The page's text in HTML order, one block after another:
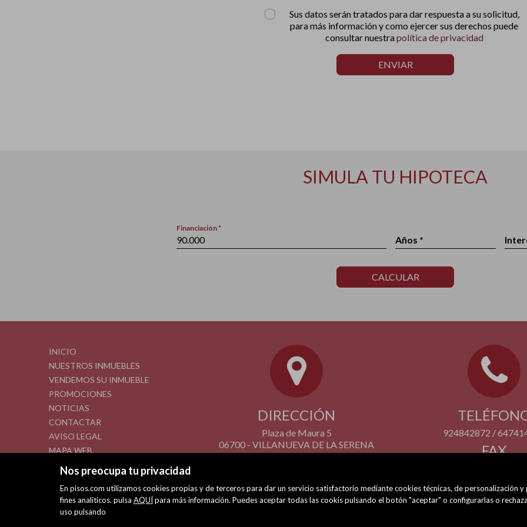
Nos preocupa tu privacidad
En pisos.com utilizamos cookies propias y de terceros para dar un servicio satisfactorio mediante cookies técnicas, de personalización y
fines analíticos. pulsa AQUÍ para más información. Puedes aceptar todas las cookis pulsando el botón "aceptar" o configurarlas o
uso pulsando
Sus datos serán tratados para dar respuesta a su solicitud,
para más información y como ejercer sus derechos puede
consultar nuestrapolítica de privacidad
ENVIAR
SIMULA TU HIPOTECA
Financiación *
Años *
CALCULAR
INICIO
NUESTROS INMUEBLES
VENDEMOS SU INMUEBLE
PROMOCIONES
NOTICIAS
CONTACTAR
AVISO LEGAL
MAPA WEB
POLÍTICA DE COOKIES
DIRECCIÓN
Plaza de Maura 5
06700 - VILLANUEVA DE LA SERENA
(BADAJOZ)
924842872 /
FAX